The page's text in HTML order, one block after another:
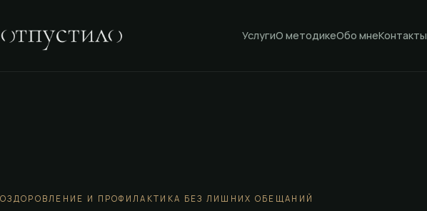
УслугиО методикеОбо мнеКонтакты
ОЗДОРОВЛЕНИЕ И ПРОФИЛАКТИКА БЕЗ ЛИШНИХ ОБЕЩАНИЙ